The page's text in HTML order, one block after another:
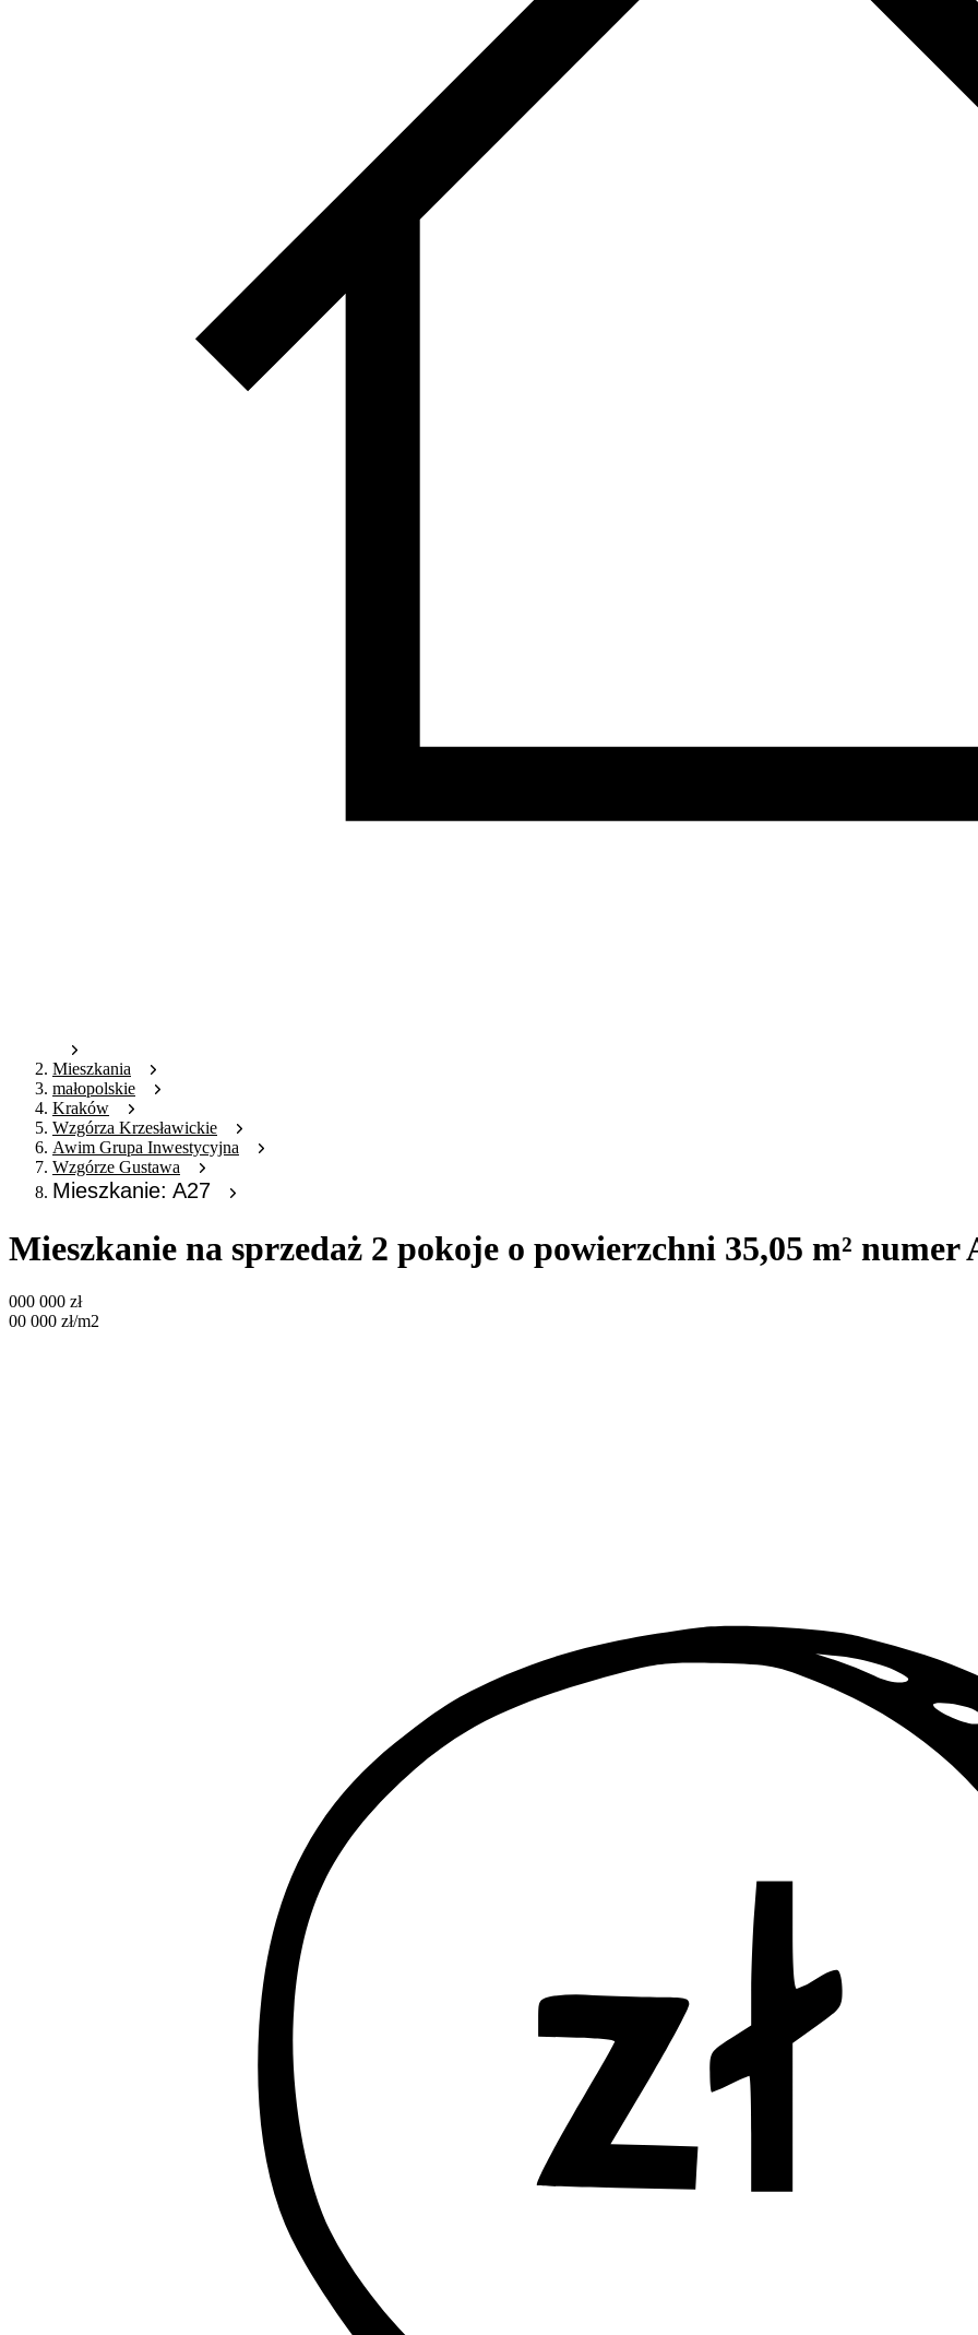
Mieszkania
małopolskie
Kraków
Wzgórza Krzesławickie
Awim Grupa Inwestycyjna
Wzgórze Gustawa
Mieszkanie: A27
Mieszkanie na sprzedaż 2 pokoje o powierzchni 35,05 m² numer
000 000 zł
00 000 zł/m2